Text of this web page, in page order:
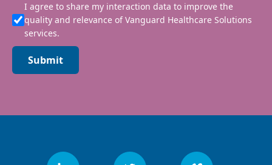
I agree to share my interaction data to improve the
quality and relevance of Vanguard Healthcare Solutions
services.
Submit